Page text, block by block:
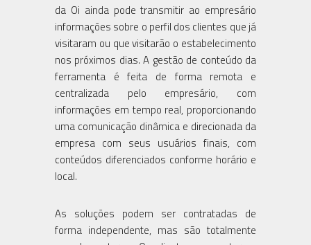
da Oi ainda pode transmitir ao empresário
informações sobre o perfil dos clientes que já
visitaram ou que visitarão o estabelecimento
nos próximos dias. A gestão de conteúdo da
ferramenta é feita de forma remota e
centralizada pelo empresário, com
informações em tempo real, proporcionando
uma comunicação dinâmica e direcionada da
empresa com seus usuários finais, com
conteúdos diferenciados conforme horário e
local.
As soluções podem ser contratadas de
forma independente, mas são totalmente